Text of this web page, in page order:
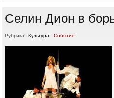
Селин Дион в
Рубрика: Культура Событие